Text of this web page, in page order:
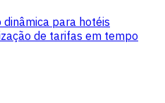
para hotéis
de tarifas em tempo